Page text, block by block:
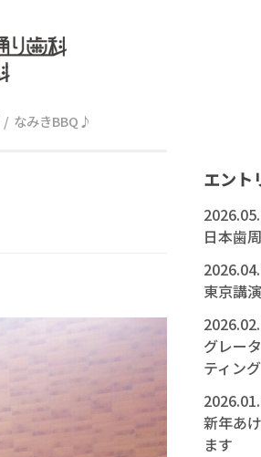
なみきBBQ♪
エント
日本歯
東京講演
グレー
ティング
新年あ
ます